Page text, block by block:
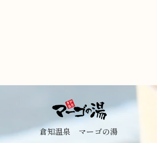
倉知温泉 マーゴの湯